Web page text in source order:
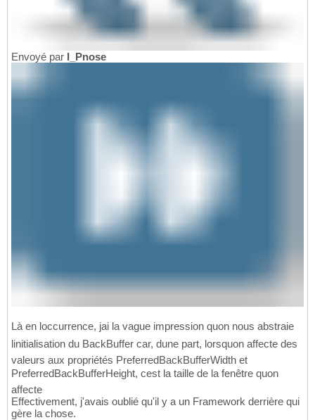
Envoyé par I_Pnose
Là en loccurrence, jai la vague impression quon nous abstraie
linitialisation du BackBuffer car, dune part, lorsquon affecte des
valeurs aux propriétés PreferredBackBufferWidth et
PreferredBackBufferHeight, cest la taille de la fenêtre quon
affecte
Effectivement, j'avais oublié qu'il y a un Framework derrière qui
gère la chose.